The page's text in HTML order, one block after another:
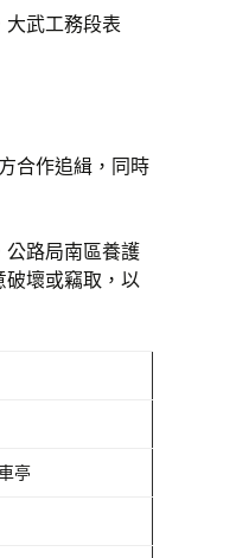
大武工務段表
合作追緝，同時
公路局南區養護
破壞或竊取，以
亭